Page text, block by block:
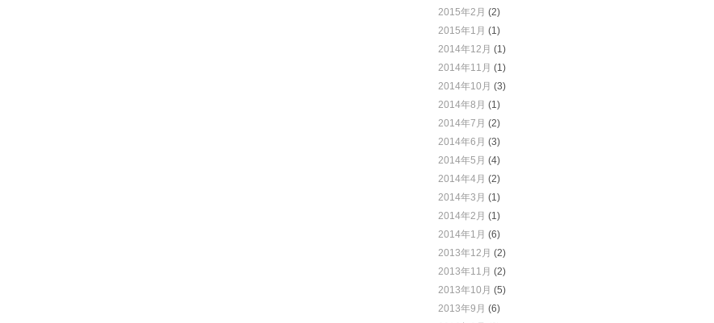
2015年2月 (2)
2015年1月 (1)
2014年12月 (1)
2014年11月 (1)
2014年10月 (3)
2014年8月 (1)
2014年7月 (2)
2014年6月 (3)
2014年5月 (4)
2014年4月 (2)
2014年3月 (1)
2014年2月 (1)
2014年1月 (6)
2013年12月 (2)
2013年11月 (2)
2013年10月 (5)
2013年9月 (6)